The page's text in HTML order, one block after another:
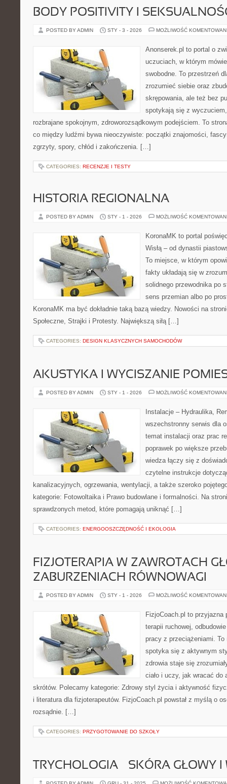
BODY POSITIVITY I
POSTED BY ADMIN STY - 3 - 2026 MOŻLIWOŚĆ
Anonserek.pl to portal o
uczuciach, w którym
swobodne. To przestrzeń
zrozumieć siebie oraz
skrępowania, ale też bez
spotykają się z
rozbrajane spokojnym, zdroworozsądkowym podejściem. To
co między ludźmi bywa nieoczywiste: początki znajomości,
zgrzyty, spory, chłód i zakończenia. […]
CATEGORIES: RECENZJE I TESTY
HISTORIA REGIONALNA
POSTED BY ADMIN STY - 1 - 2026 MOŻLIWOŚĆ
KoronaMK to portal
Wisłą – od dynastii
To miejsce, w którym
fakty układają się w
solidnego przewodnika po
sens przemian albo po
KoronaMK ma być dokładnie taką bazą wiedzy. Nowości na
Społeczne, Strajki i Protesty. Największą siłą […]
CATEGORIES: DESIGN KLASYCZNYCH SAMOCHODÓW
AKUSTYKA I WYCISZANIE
POSTED BY ADMIN STY - 1 - 2026 MOŻLIWOŚĆ
Instalacje – Hydraulika,
wszechstronny serwis dla
temat instalacji oraz prac
poprawek po większe
wiedza łączy się z
czytelne instrukcje
kanalizacyjnych, ogrzewania, wentylacji, a także szeroko
kategorie: Fotowoltaika i Prawo budowlane i formalności. Na
sprawdzonych metod, które pomagają uniknąć […]
CATEGORIES: ENERGOOSZCZĘDNOŚĆ I EKOLOGIA
FIZJOTERAPIA W ZAWROTACH
ZABURZENIACH RÓWNOWAGI
POSTED BY ADMIN STY - 1 - 2026 MOŻLIWOŚĆ
FizjoCoach.pl to przyjazna
terapii ruchowej,
pracy z przeciążeniami.
spotyka się z aktywnym
zdrowia staje się
ciało i uczy, jak wracać
skrótów. Polecamy kategorie: Zdrowy styl życia i aktywność
i literatura dla fizjoterapeutów. FizjoCoach.pl powstał z myślą o
rozsądnie. […]
CATEGORIES: PRZYGOTOWANIE DO SZKOŁY
TRYCHOLOGIA – SKÓRA GŁOWY I